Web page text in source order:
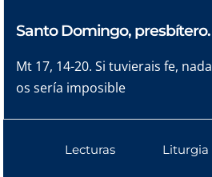
Santo Domingo, presbítero.
Mt 17, 14-20. Si tuvierais fe, nada
os sería imposible
Lecturas Liturgia